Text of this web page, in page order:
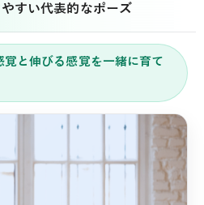
すい代表的なポーズ
と伸びる感覚を一緒に育て